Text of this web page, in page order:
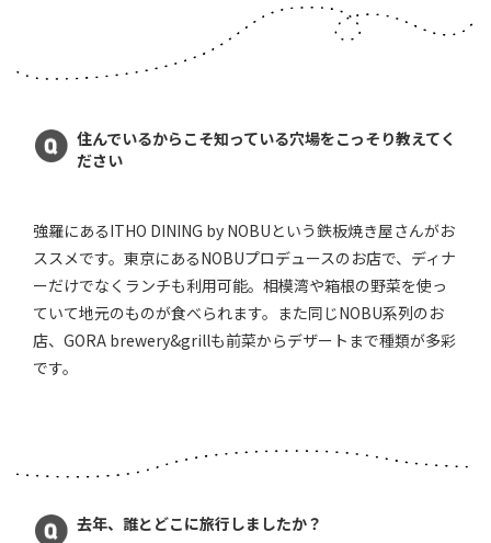
住んでいるからこそ知っている穴場をこっそり教えてく
ださい
強羅にあるITHO DINING by NOBUという鉄板焼き屋さんがお
ススメです。東京にあるNOBUプロデュースのお店で、ディナ
ーだけでなくランチも利用可能。相模湾や箱根の野菜を使っ
ていて地元のものが食べられます。また同じNOBU系列のお
店、GORA brewery&grillも前菜からデザートまで種類が多彩
です。
去年、誰とどこに旅行しましたか？